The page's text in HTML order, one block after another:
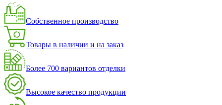
Собственное производство
Товары в наличии и на заказ
Более 700 вариантов отделки
Высокое качество продукции